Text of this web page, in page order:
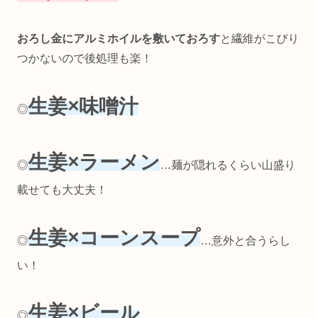
おろし金にアルミホイルを敷いておろすと繊維がこびり
つかないので後処理も楽！
◎生姜×味噌汁
◎生姜×ラーメン…麺が隠れるくらい山盛り
載せても大丈夫！
◎生姜×コーンスープ…意外と合うらし
い！
生姜×ビール